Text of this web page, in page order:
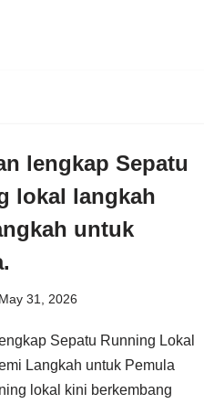
lengkap Sepatu
lokal langkah
untuk
May 31, 2026
Sepatu Running Lokal
Langkah untuk Pemula
lokal kini berkembang